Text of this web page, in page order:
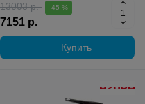
13003 р. -45 %
7151 р.
Купить